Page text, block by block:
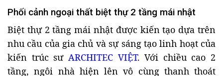
Phối cảnh ngoại thất biệt thự 2 tầng mái nhật
Biệt thự 2 tầng mái nhật được kiến tạo dựa trên
nhu cầu của gia chủ và sự sáng tạo linh hoạt của
kiến trúc sư ARCHITEC VIỆT. Với chiều cao 2
tầng, ngôi nhà hiện lên vô cùng thanh thoát